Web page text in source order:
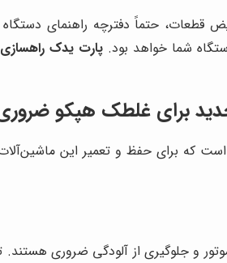
قطعات، حتماً دفترچه راهنمای
شما خواهد بود. پارت یدک راهسازی
برای غلطک هپکو
که برای حفظ و تعمیر این ماشین‌آلات
و جلوگیری از آلودگی ضروری